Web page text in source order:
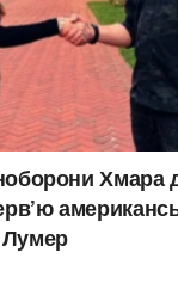
Хмара
Лумер